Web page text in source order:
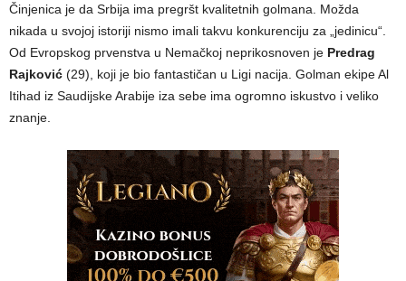
Činjenica je da Srbija ima pregršt kvalitetnih golmana. Možda
nikada u svojoj istoriji nismo imali takvu konkurenciju za „jedinicu“.
Od Evropskog prvenstva u Nemačkoj neprikosnoven je Predrag
Rajković (29), koji je bio fantastičan u Ligi nacija. Golman ekipe Al
Itihad iz Saudijske Arabije iza sebe ima ogromno iskustvo i veliko
znanje.